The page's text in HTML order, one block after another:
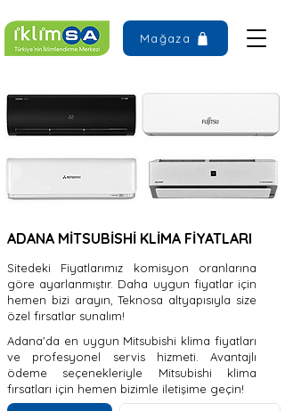
Mağaza
ADANA MİTSUBİSHİ KLİMA FİYATLARI
Sitedeki Fiyatlarımız komisyon oranlarına
göre ayarlanmıştır. Daha uygun fiyatlar için
hemen bizi arayın, Teknosa altyapısıyla size
özel fırsatlar sunalım!
Adana'da en uygun Mitsubishi klima fiyatları
ve profesyonel servis hizmeti. Avantajlı
ödeme seçenekleriyle Mitsubishi klima
fırsatları için hemen bizimle iletişime geçin!